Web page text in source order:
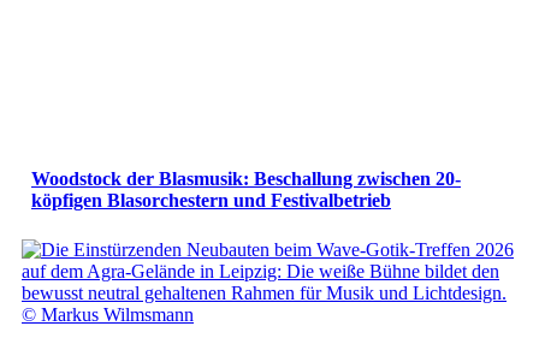
Woodstock der Blasmusik: Beschallung zwischen 20-
köpfigen Blasorchestern und Festivalbetrieb